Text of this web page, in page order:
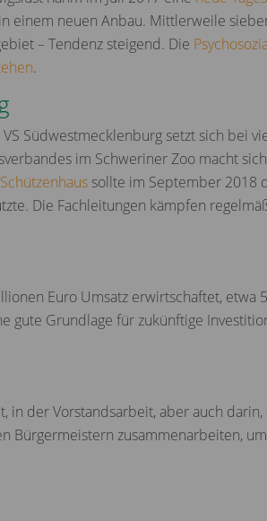
einem neuen Anbau. Mittlerweile
– Tendenz steigend. Die
.
Südwestmecklenburg setzt sich bei
im Schweriner Zoo macht
sollte im September 2018
Die Fachleitungen kämpfen
Euro Umsatz erwirtschaftet, etwa
gute Grundlage für zukünftige
der Vorstandsarbeit, aber auch
Bürgermeistern zusammenarbeiten,